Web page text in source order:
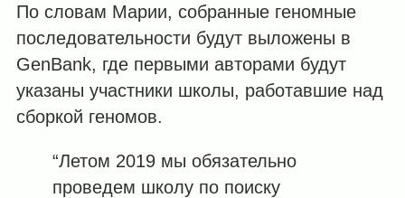
По словам Марии, собранные геномные
последовательности будут выложены в
GenBank, где первыми авторами будут
указаны участники школы, работавшие над
сборкой геномов.
“Летом 2019 мы обязательно
проведем школу по поиску